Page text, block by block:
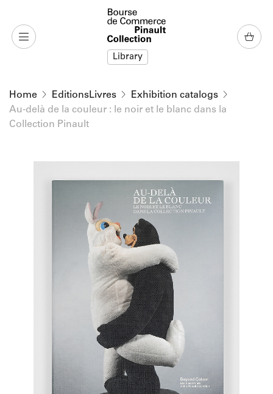
Library
Home EditionsLivres
Exhibition catalogs
Au-delà de la couleur : le noir et le blanc dans la
Collection Pinault